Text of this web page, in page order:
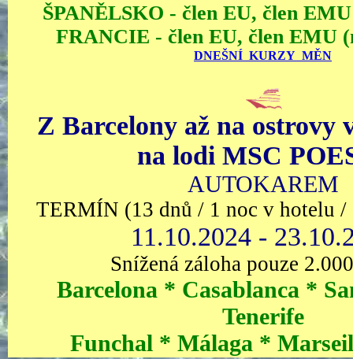
ŠPANĚLSKO - člen EU, člen
FRANCIE - člen EU, člen EMU
DNEŠNÍ KURZY MĚN
Z Barcelony až na ostrovy
na lodi MSC
AUTOKAREM
TERMÍN (13 dnů / 1 noc v hotelu /
11.10.2024 -
Snížená záloha pouze
Barcelona * Casablanca *
Tenerife
Funchal * Málaga *